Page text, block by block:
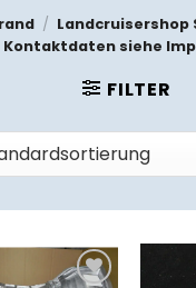
/ Landcruisershop
Kontaktdaten siehe
FILTER